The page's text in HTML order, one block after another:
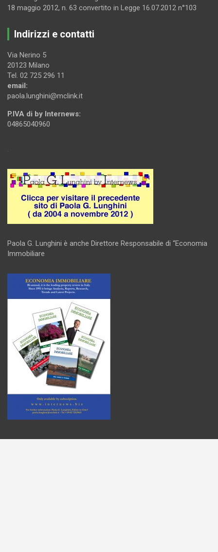
18 maggio 2012, n. 63 convertito in Legge 16.07.2012 n°103
Indirizzi e contatti
Via Nerino 5
20123 Milano
Tel. 02 725 296 11
email:
paola.lunghini@mclink.it
P.IVA di by Internews:
04865040960
.
Paola G. Lunghini è anche Direttore Responsabile di “Economia
Immobiliare